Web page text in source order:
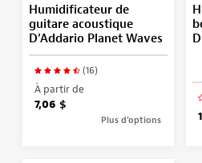
Humidificateur de
guitare acoustique
D’Addario Planet Waves
(16)
À partir de
7,06 $
Plus d’options